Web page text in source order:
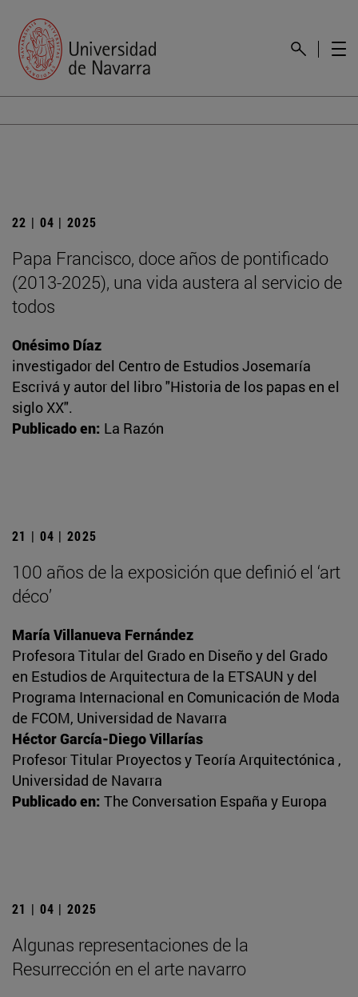
22 | 04 | 2025
Papa Francisco, doce años de pontificado
(2013-2025), una vida austera al servicio de
todos
Onésimo Díaz
investigador del Centro de Estudios Josemaría
Escrivá y autor del libro "Historia de los papas en el
siglo XX".
Publicado en: La Razón
21 | 04 | 2025
100 años de la exposición que definió el ‘art
déco’
María Villanueva Fernández
Profesora Titular del Grado en Diseño y del Grado
en Estudios de Arquitectura de la ETSAUN y del
Programa Internacional en Comunicación de Moda
de FCOM, Universidad de Navarra
Héctor García-Diego Villarías
Profesor Titular Proyectos y Teoría Arquitectónica ,
Universidad de Navarra
Publicado en: The Conversation España y Europa
21 | 04 | 2025
Algunas representaciones de la
Resurrección en el arte navarro